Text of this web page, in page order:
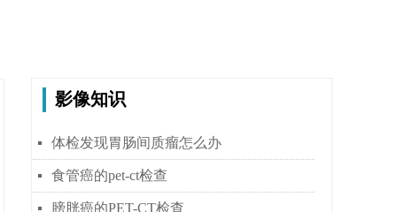
影像知识
넷 体检发现胃肠间质瘤怎么办
넷 食管癌的pet-ct检查
넷 膀胱癌的PET-CT检查